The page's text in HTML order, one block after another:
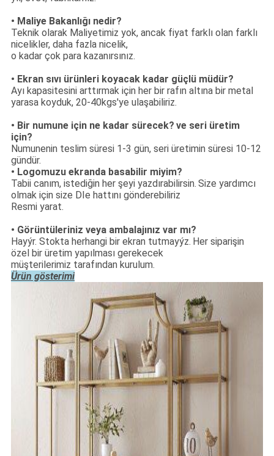
• Maliye Bakanlığı nedir?
Teknik olarak Maliyetimiz yok, ancak fiyat farklı olan farklı
nicelikler, daha fazla nicelik,
o kadar çok para kazanırsınız.
• Ekran sıvı ürünleri koyacak kadar güçlü müdür?
Ayı kapasitesini arttırmak için her bir rafın altına bir metal
yarasa koyduk, 20-40kgs'ye ulaşabiliriz.
• Bir numune için ne kadar sürecek? ve seri üretim
için?
Numunenin teslim süresi 1-3 gün, seri üretimin süresi 10-12
gündür.
• Logomuzu ekranda basabilir miyim?
Tabii canım, istediğin her şeyi yazdırabilirsin. Size yardımcı
olmak için size DIe hattını gönderebiliriz
Resmi yarat.
• Görüntüleriniz veya ambalajınız var mı?
Hayýr. Stokta herhangi bir ekran tutmayýz. Her siparişin
özel bir üretim yapılması gerekecek
müşterilerimiz tarafından kurulum.
Ürün gösterimi